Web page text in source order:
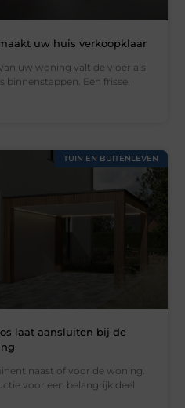
uw huis verkoopklaar
uw woning valt de vloer als
binnenstappen. Een frisse,
TUIN EN BUITENLEVEN
laat aansluiten bij de
naast of voor de woning.
voor een belangrijk deel